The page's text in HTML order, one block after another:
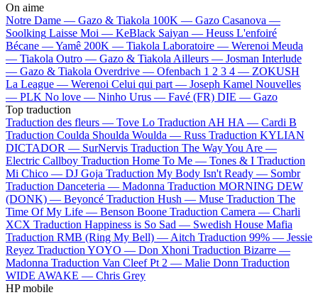
On aime
Notre Dame — Gazo & Tiakola 100K — Gazo Casanova —
Soolking Laisse Moi — KeBlack Saiyan — Heuss L'enfoiré
Bécane —Yamê 200K — Tiakola Laboratoire — Werenoi Meuda
— Tiakola Outro — Gazo & Tiakola Ailleurs — Josman Interlude
— Gazo & Tiakola Overdrive — Ofenbach 1 2 3 4 — ZOKUSH
La League — Werenoi Celui qui part — Joseph Kamel Nouvelles
— PLK No love — Ninho Urus — Favé (FR) DIE — Gazo
Top traduction
Traduction des fleurs — Tove Lo Traduction AH HA — Cardi B
Traduction Coulda Shoulda Woulda — Russ Traduction KYLIAN
DICTADOR — SurNervis Traduction The Way You Are —
Electric Callboy Traduction Home To Me — Tones & I Traduction
Mi Chico — DJ Goja Traduction My Body Isn't Ready — Sombr
Traduction Danceteria — Madonna Traduction MORNING DEW
(DONK) — Beyoncé Traduction Hush — Muse Traduction The
Time Of My Life — Benson Boone Traduction Camera — Charli
XCX Traduction Happiness is So Sad — Swedish House Mafia
Traduction RMB (Ring My Bell) — Aitch Traduction 99% — Jessie
Reyez Traduction YOYO — Don Xhoni Traduction Bizarre —
Madonna Traduction Van Cleef Pt 2 — Malie Donn Traduction
WIDE AWAKE — Chris Grey
HP mobile